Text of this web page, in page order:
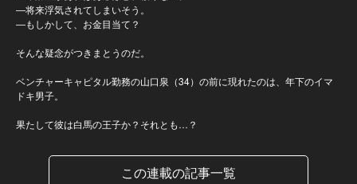
―将来浮気されてしまいそう。
―もしかして、お金目当て？
そんな疑念がつきまとうのだ。
ベンチャーキャピタル勤務の山口泉（34）の前に現れたのは、年下のイマ
ドキ男子。
果たして彼は白馬の王子か？それとも…？
この連載の記事一覧